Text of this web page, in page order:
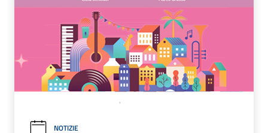
NOTIZIE